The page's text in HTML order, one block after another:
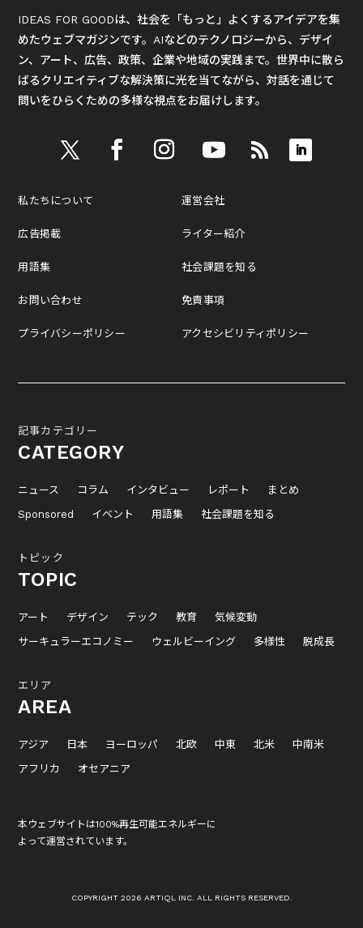
IDEAS FOR GOODは、社会を「もっと」よくするアイデアを集
めたウェブマガジンです。AIなどのテクノロジーから、デザイ
ン、アート、広告、政策、企業や地域の実践まで。世界中に散ら
ばるクリエイティブな解決策に光を当てながら、対話を通じて
問いをひらくための多様な視点をお届けします。
私たちについて
広告掲載
用語集
お問い合わせ
プライバシーポリシー
運営会社
ライター紹介
社会課題を知る
免責事項
アクセシビリティポリシー
記事カテゴリー
CATEGORY
ニュース コラム インタビュー レポート
まとめ
Sponsored
イベント 用語集 社会課題を知る
トピック
TOPIC
アート デザイン テック 教育
気候変動
サーキュラーエコノミー
ウェルビーイング 多様性 脱成長
エリア
AREA
アジア 日本 ヨーロッパ 北欧 中東 北米
中南米
アフリカ
オセアニア
本ウェブサイトは100%再生可能エネルギーに
よって運営されています。
COPYRIGHT 2026 ARTIQL INC. ALL RIGHTS RESERVED.